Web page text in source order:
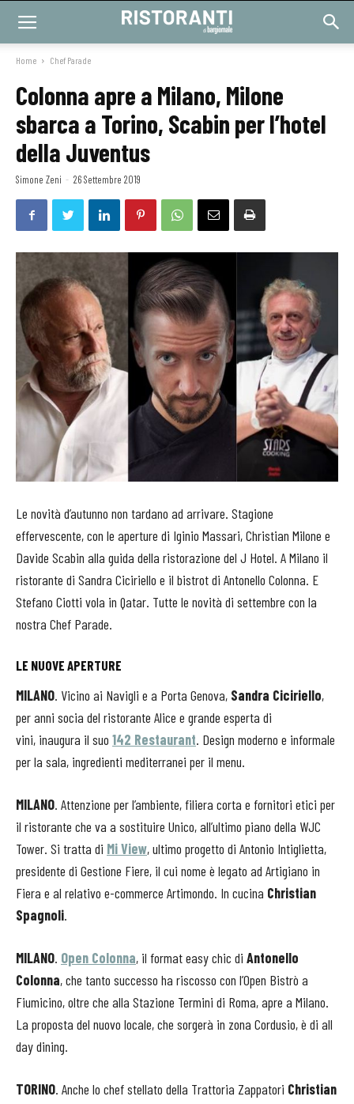
Home Chef Parade
Colonna apre a Milano, Milone
sbarca a Torino, Scabin per l’hotel
della Juventus
Simone Zeni - 26 Settembre 2019
Le novità d’autunno non tardano ad arrivare. Stagione
effervescente, con le aperture di Iginio Massari, Christian Milone e
Davide Scabin alla guida della ristorazione del J Hotel. A Milano il
ristorante di Sandra Ciciriello e il bistrot di Antonello Colonna. E
Stefano Ciotti vola in Qatar. Tutte le novità di settembre con la
nostra Chef Parade.
LE NUOVE APERTURE
MILANO. Vicino ai Navigli e a Porta Genova, Sandra Ciciriello,
per anni socia del ristorante Alice e grande esperta di
vini, inaugura il suo 142 Restaurant. Design moderno e informale
per la sala, ingredienti mediterranei per il menu.
MILANO. Attenzione per l’ambiente, filiera corta e fornitori etici per
il ristorante che va a sostituire Unico, all’ultimo piano della WJC
Tower. Si tratta di Mi View, ultimo progetto di Antonio Intiglietta,
presidente di Gestione Fiere, il cui nome è legato ad Artigiano in
Fiera e al relativo e-commerce Artimondo. In cucina Christian
Spagnoli.
MILANO. Open Colonna, il format easy chic di Antonello
Colonna, che tanto successo ha riscosso con l’Open Bistrò a
Fiumicino, oltre che alla Stazione Termini di Roma, apre a Milano.
La proposta del nuovo locale, che sorgerà in zona Cordusio, è di all
day dining.
TORINO. Anche lo chef stellato della Trattoria Zappatori Christian